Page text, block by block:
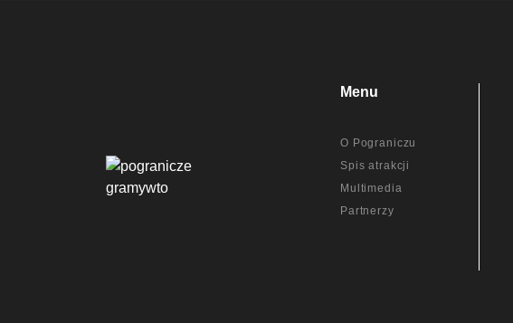
Menu
O Pograniczu
Spis atrakcji
Multimedia
Partnerzy